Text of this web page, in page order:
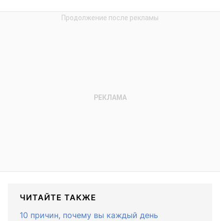
ЧИТАЙТЕ ТАКЖЕ
10 причин, почему вы каждый день